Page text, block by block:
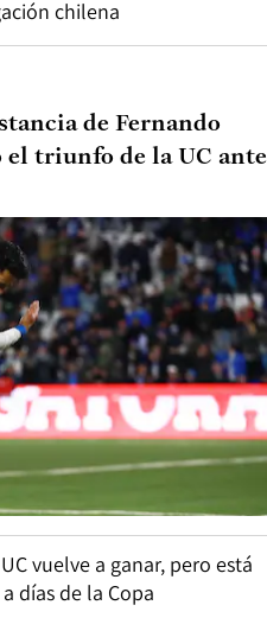
chilena
de Fernando
el triunfo de la UC ante
vuelve a ganar, pero está
días de la Copa